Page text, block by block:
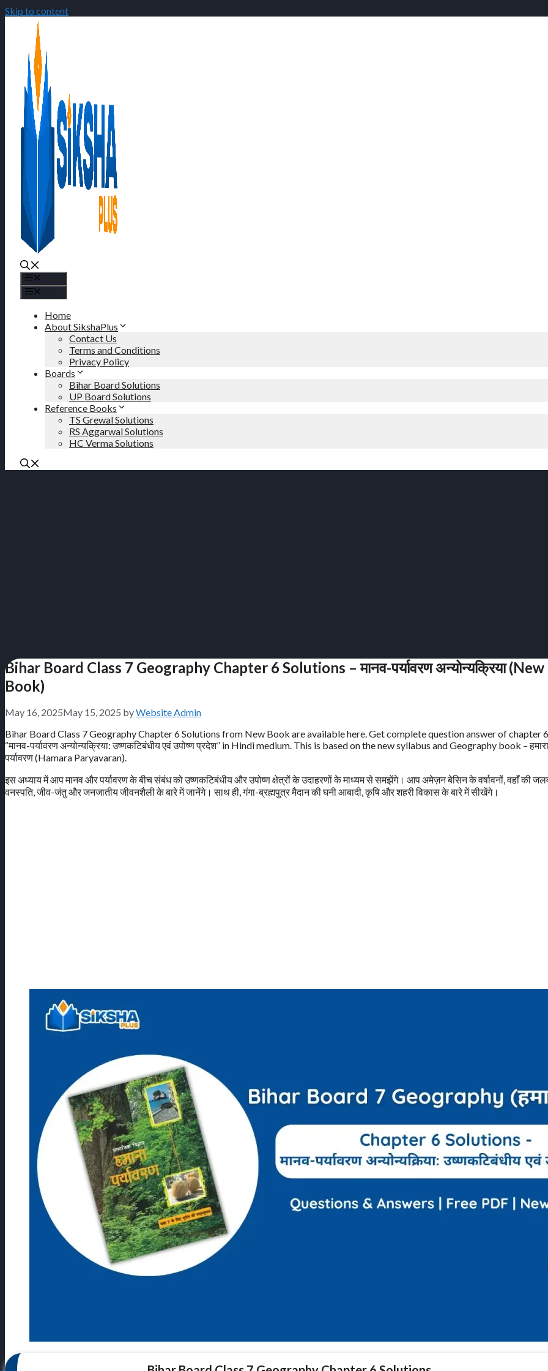
Skip to content
Home
About SikshaPlus
Contact Us
Terms and Conditions
Privacy Policy
Boards
Bihar Board Solutions
UP Board Solutions
Reference Books
TS Grewal Solutions
RS Aggarwal Solutions
HC Verma Solutions
Bihar Board Class 7 Geography Chapter 6 Solutions – मानव-पर्यावरण अन्योन्यक्रिया (New
Book)
May 16, 2025May 15, 2025 byWebsite Admin
Bihar Board Class 7 Geography Chapter 6 Solutions from New Book are available here. Get complete question answer of chapter
“मानव-पर्यावरण अन्योन्यक्रिया: उष्णकटिबंधीय एवं उपोष्ण प्रदेश” in Hindi medium. This is based on the new syllabus and Geography book – हमारा
पर्यावरण (Hamara Paryavaran).
इस अध्याय में आप मानव और पर्यावरण के बीच संबंध को उष्णकटिबंधीय और उपोष्ण क्षेत्रों के उदाहरणों के माध्यम से समझेंगे। आप अमेज़न बेसिन के वर्षावनों, वहाँ की
वनस्पति, जीव-जंतु और जनजातीय जीवनशैली के बारे में जानेंगे। साथ ही, गंगा-ब्रह्मपुत्र मैदान की घनी आबादी, कृषि और शहरी विकास के बारे में सीखेंगे।